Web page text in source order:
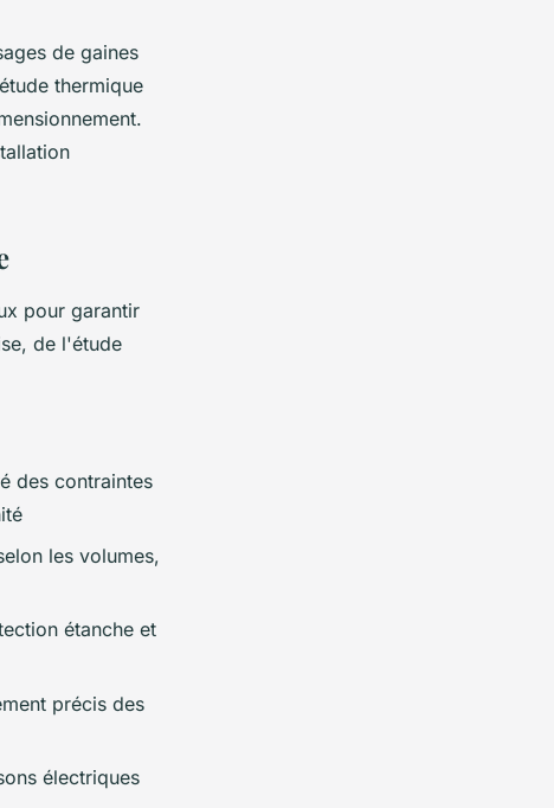
de gaines
thermique
pour garantir
de l'étude
des contraintes
les volumes,
étanche et
précis des
électriques